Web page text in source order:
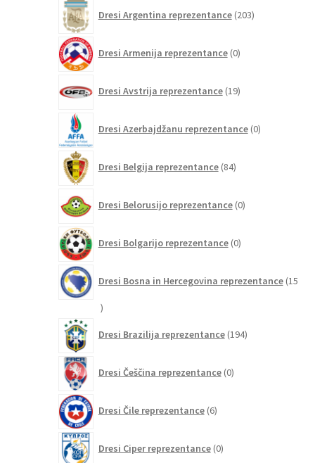
Dresi Argentina reprezentance 203izdelki
Dresi Armenija reprezentance 0izdelkov
Dresi Avstrija reprezentance 19izdelkov
Dresi Azerbajdžanu reprezentance 0izdelkov
Dresi Belgija reprezentance 84izdelkov
Dresi Belorusijo reprezentance 0izdelkov
Dresi Bolgarijo reprezentance 0izdelkov
Dresi Bosna in Hercegovina reprezentance 15
15
Dresi Brazilija reprezentance 194izdelkov
Dresi Češčina reprezentance 0izdelkov
Dresi Čile reprezentance 6izdelkov
Dresi Ciper reprezentance 0izdelkov